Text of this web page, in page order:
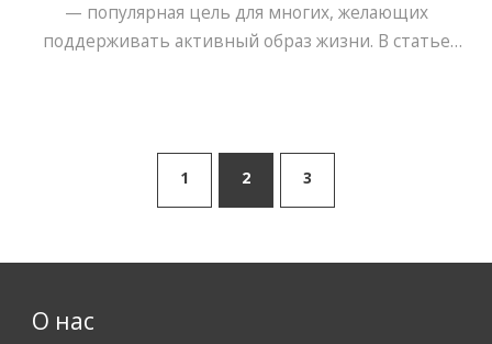
— популярная цель для многих, желающих
поддерживать активный образ жизни. В статье
способствуют контролю веса и улучшению
физической формы. Вдобавок, рассмотрим полезные
советы по увеличению количества шагов в
1 2 3
О нас